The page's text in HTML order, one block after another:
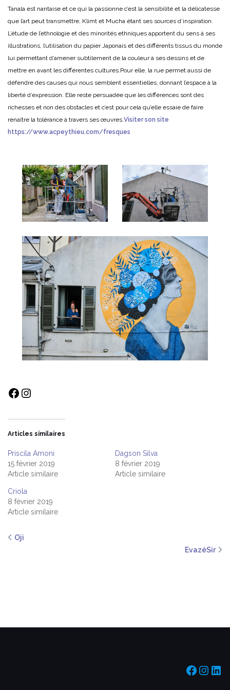
Tanala est nantaise et ce qui la passionne c’est la sensibilité et la délicatesse
que l’art peut transmettre, Klimt et Mucha étant ses sources d’inspiration.
L’étude de l’ethnologie et des minorités ethniques apportent du sens à ses
illustrations, l’utilisation du papier Japonais et des différents tissus du monde
lui permettant d’amener subtilement de la couleur à ses dessins et de
mettre en avant les différentes cultures.Pour elle, la rue permet aussi de
défendre des causes qui nous semblent essentielles, donnant l’espace à la
liberté d’expression. Elle reste persuadée que les différences sont des
richesses et non des obstacles et c’est pour cela qu’elle essaie de faire
renaître la tolérance à travers ses œuvres.Visiter son site
https://www.acpeythieu.com/fresques
Facebook
Instagram
Articles similaires
Priscila Amoni
15 février 2019
Article similaire
Dagson Silva
8 février 2019
Article similaire
Criola
8 février 2019
Article similaire
Oji
EvazéSir